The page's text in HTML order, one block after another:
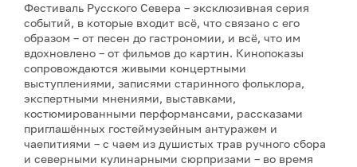
Фестиваль Русского Севера – эксклюзивная серия
событий, в которые входит всё, что связано с его
образом – от песен до гастрономии, и всё, что им
вдохновлено – от фильмов до картин. Кинопоказы
сопровождаются живыми концертными
выступлениями, записями старинного фольклора,
экспертными мнениями, выставками,
костюмированными перформансами, рассказами
приглашённых гостеймузейным антуражем и
чаепитиями – с чаем из душистых трав ручного сбора
и северными кулинарными сюрпризами – во время